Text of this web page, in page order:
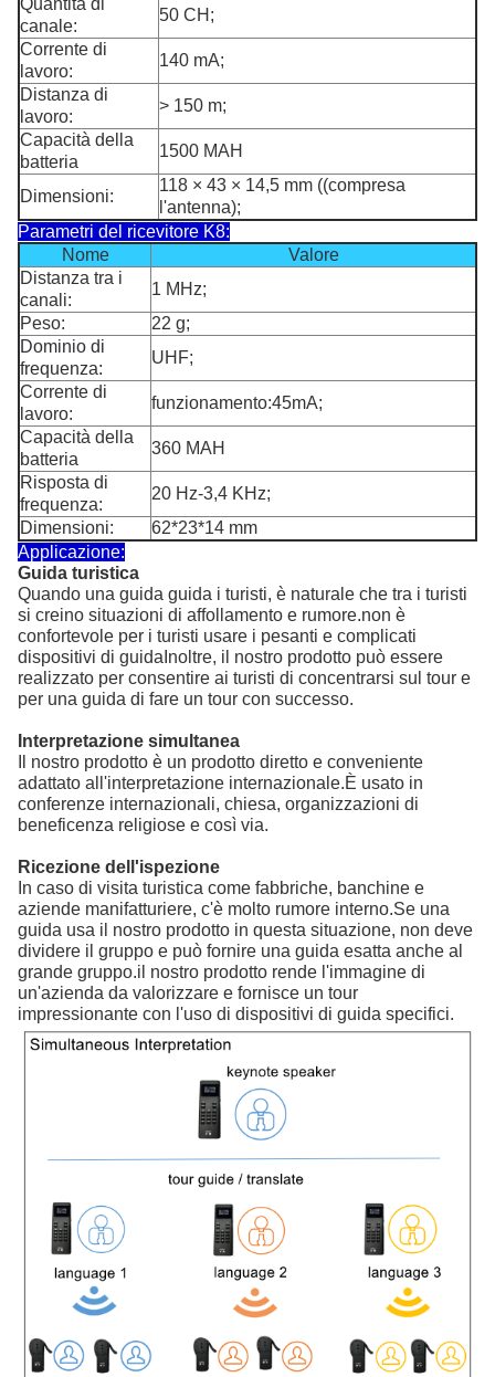
Quantità di
canale:
50 CH;
Corrente di
lavoro:
140 mA;
Distanza di
lavoro:
> 150 m;
Capacità della
batteria
1500 MAH
Dimensioni:
118 × 43 × 14,5 mm ((compresa
l'antenna);
Parametri del ricevitore K8:
Nome
Valore
Distanza tra i
canali:
1 MHz;
Peso:
22 g;
Dominio di
frequenza:
UHF;
Corrente di
lavoro:
funzionamento:45mA;
Capacità della
batteria
360 MAH
Risposta di
frequenza:
20 Hz-3,4 KHz;
Dimensioni:
62*23*14 mm
Applicazione:
Guida turistica
Quando una guida guida i turisti, è naturale che tra i turisti
si creino situazioni di affollamento e rumore.non è
confortevole per i turisti usare i pesanti e complicati
dispositivi di guidaInoltre, il nostro prodotto può essere
realizzato per consentire ai turisti di concentrarsi sul tour e
per una guida di fare un tour con successo.
Interpretazione simultanea
Il nostro prodotto è un prodotto diretto e conveniente
adattato all'interpretazione internazionale.È usato in
conferenze internazionali, chiesa, organizzazioni di
beneficenza religiose e così via.
Ricezione dell'ispezione
In caso di visita turistica come fabbriche, banchine e
aziende manifatturiere, c'è molto rumore interno.Se una
guida usa il nostro prodotto in questa situazione, non deve
dividere il gruppo e può fornire una guida esatta anche al
grande gruppo.il nostro prodotto rende l'immagine di
un'azienda da valorizzare e fornisce un tour
impressionante con l'uso di dispositivi di guida specifici.